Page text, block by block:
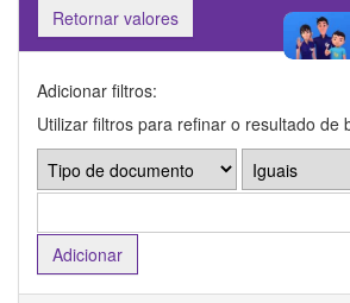
Retornar valores
Adicionar filtros:
Utilizar filtros para refinar o resultado de